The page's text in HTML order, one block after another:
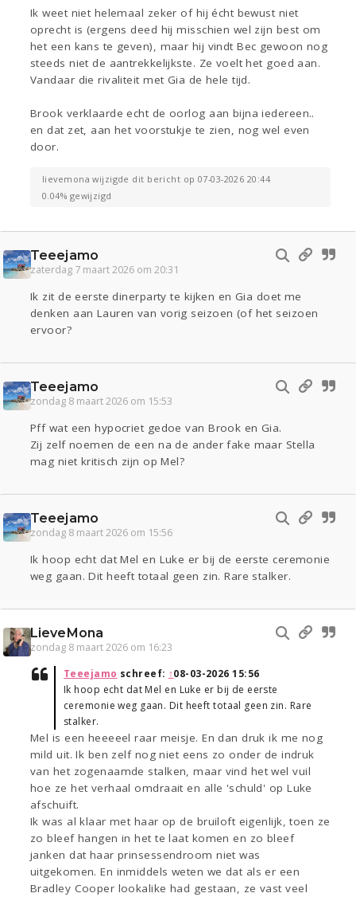
Ik weet niet helemaal zeker of hij écht bewust niet
oprecht is (ergens deed hij misschien wel zijn best om
het een kans te geven), maar hij vindt Bec gewoon nog
steeds niet de aantrekkelijkste. Ze voelt het goed aan.
Vandaar die rivaliteit met Gia de hele tijd.
Brook verklaarde echt de oorlog aan bijna iedereen..
en dat zet, aan het voorstukje te zien, nog wel even
door.
lievemona wijzigde dit bericht op 07-03-2026 20:44
0.04% gewijzigd
Teeejamo
zaterdag 7 maart 2026 om 20:31
Ik zit de eerste dinerparty te kijken en Gia doet me
denken aan Lauren van vorig seizoen (of het seizoen
ervoor?
Teeejamo
zondag 8 maart 2026 om 15:53
Pff wat een hypocriet gedoe van Brook en Gia.
Zij zelf noemen de een na de ander fake maar Stella
mag niet kritisch zijn op Mel?
Teeejamo
zondag 8 maart 2026 om 15:56
Ik hoop echt dat Mel en Luke er bij de eerste ceremonie
weg gaan. Dit heeft totaal geen zin. Rare stalker.
LieveMona
zondag 8 maart 2026 om 16:23
Teeejamo schreef: ↑08-03-2026 15:56
Ik hoop echt dat Mel en Luke er bij de eerste
ceremonie weg gaan. Dit heeft totaal geen zin. Rare
stalker.
Mel is een heeeeel raar meisje. En dan druk ik me nog
mild uit. Ik ben zelf nog niet eens zo onder de indruk
van het zogenaamde stalken, maar vind het wel vuil
hoe ze het verhaal omdraait en alle 'schuld' op Luke
afschuift.
Ik was al klaar met haar op de bruiloft eigenlijk, toen ze
zo bleef hangen in het te laat komen en zo bleef
janken dat haar prinsessendroom niet was
uitgekomen. En inmiddels weten we dat als er een
Bradley Cooper lookalike had gestaan, ze vast veel